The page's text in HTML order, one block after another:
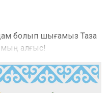
болып шығамыз Таза
алғыс!